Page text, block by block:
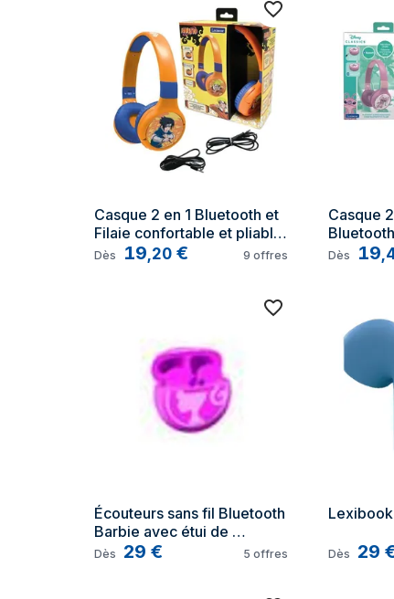
Casque 2 en 1 Bluetooth et
Filaie confortable et pliable
avec limitation de son
Dès 19,20 € 9 offres
Casque
limitation
Dès 19,
Écouteurs sans fil Bluetooth
Barbie avec étui de
chargement et de
Dès 29 € 5 offres Dès 29